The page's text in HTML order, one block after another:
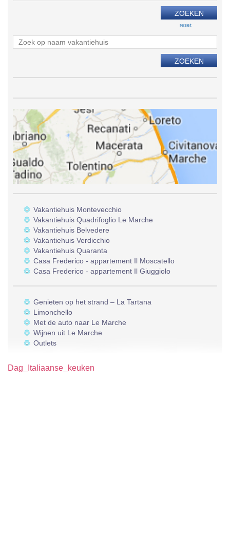
reset
Vakantiehuis Montevecchio
Vakantiehuis Quadrifoglio Le Marche
Vakantiehuis Belvedere
Vakantiehuis Verdicchio
Vakantiehuis Quaranta
Casa Frederico - appartement Il Moscatello
Casa Frederico - appartement Il Giuggiolo
Genieten op het strand – La Tartana
Limonchello
Met de auto naar Le Marche
Wijnen uit Le Marche
Outlets
Dag_Italiaanse_keuken